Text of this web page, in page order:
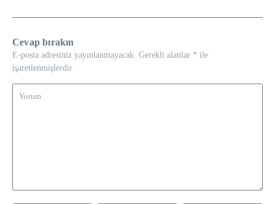
Cevap bırakın
E-posta adresiniz yayınlanmayacak. Gerekli alanlar * ile
işaretlenmişlerdir